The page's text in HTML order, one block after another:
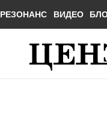
РЕЗОНАНС ВИДЕО